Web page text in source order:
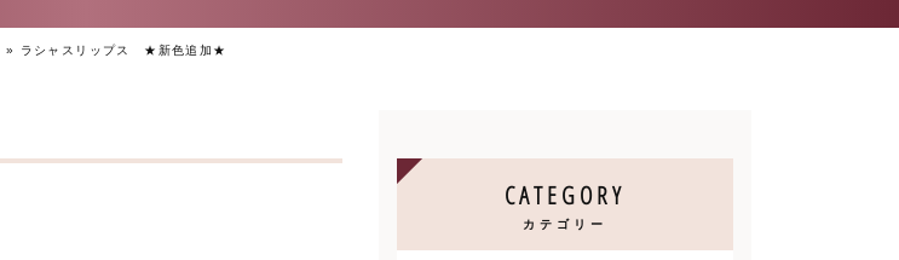
» ラシャスリップス ★新色追加★
CATEGORY
カテゴリー